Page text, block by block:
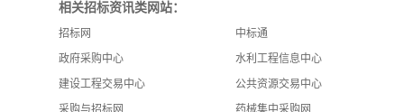
相关招标资讯类网站：
招标网
中标通
政府采购中心
水利工程信息中心
建设工程交易中心
公共资源交易中心
采购与招标网
药械集中采购网